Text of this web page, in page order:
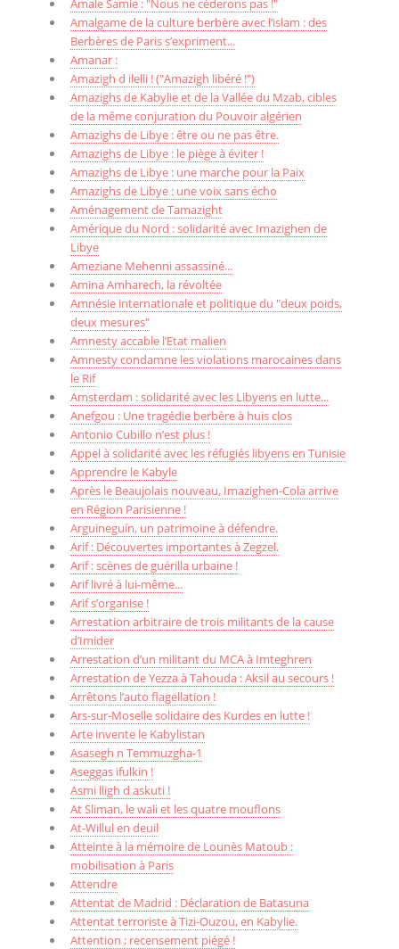
Amale Samie : "Nous ne céderons pas !"
Amalgame de la culture berbère avec l’islam : des
Berbères de Paris s’expriment...
Amanar :
Amazigh d ilelli ! ("Amazigh libéré !")
Amazighs de Kabylie et de la Vallée du Mzab, cibles
de la même conjuration du Pouvoir algérien
Amazighs de Libye : être ou ne pas être.
Amazighs de Libye : le piège à éviter !
Amazighs de Libye : une marche pour la Paix
Amazighs de Libye : une voix sans écho
Aménagement de Tamazight
Amérique du Nord : solidarité avec Imazighen de
Libye
Ameziane Mehenni assassiné...
Amina Amharech, la révoltée
Amnésie internationale et politique du "deux poids,
deux mesures"
Amnesty accable l’Etat malien
Amnesty condamne les violations marocaines dans
le Rif
Amsterdam : solidarité avec les Libyens en lutte...
Anefgou : Une tragédie berbère à huis clos
Antonio Cubillo n’est plus !
Appel à solidarité avec les réfugiés libyens en Tunisie
Apprendre le Kabyle
Après le Beaujolais nouveau, Imazighen-Cola arrive
en Région Parisienne !
Arguineguín, un patrimoine à défendre.
Arif : Découvertes importantes à Zegzel.
Arif : scènes de guérilla urbaine !
Arif livré à lui-même...
Arif s’organise !
Arrestation arbitraire de trois militants de la cause
d’Imider
Arrestation d’un militant du MCA à Imteghren
Arrestation de Yezza à Tahouda : Aksil au secours !
Arrêtons l’auto flagellation !
Ars-sur-Moselle solidaire des Kurdes en lutte !
Arte invente le Kabylistan
Asasegh n Temmuzgha-1
Aseggas ifulkin !
Asmi lligh d askuti !
At Sliman, le wali et les quatre mouflons
At-Willul en deuil
Atteinte à la mémoire de Lounès Matoub :
mobilisation à Paris
Attendre
Attentat de Madrid : Déclaration de Batasuna
Attentat terroriste à Tizi-Ouzou, en Kabylie.
Attention ; recensement piégé !